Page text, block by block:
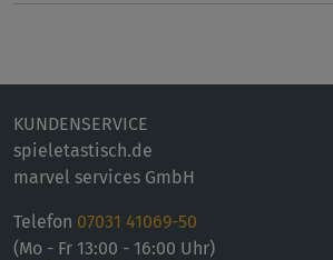
KUNDENSERVICE
spieletastisch.de
marvel services GmbH
Telefon 07031 41069-50
(Mo - Fr 13:00 - 16:00 Uhr)